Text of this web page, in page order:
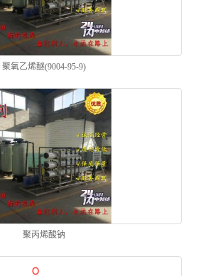
聚氧乙烯醚(9004-95-9)
聚丙烯酸钠